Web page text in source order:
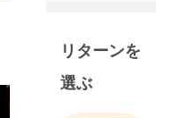
リターンを
選ぶ